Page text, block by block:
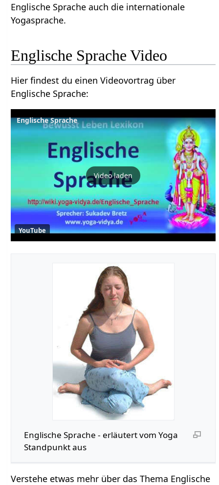
Englische Sprache auch die internationale
Yogasprache.
Englische Sprache‏‎ Video
Hier findest du einen Videovortrag über
Englische Sprache‏‎:
Englische Sprache‏‎
Video laden
YouTube
Englische Sprache‏‎ - erläutert vom Yoga
Standpunkt aus
Verstehe etwas mehr über das Thema Englische